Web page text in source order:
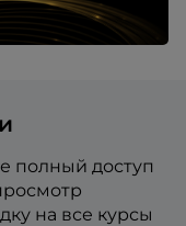
полный доступ
на все курсы